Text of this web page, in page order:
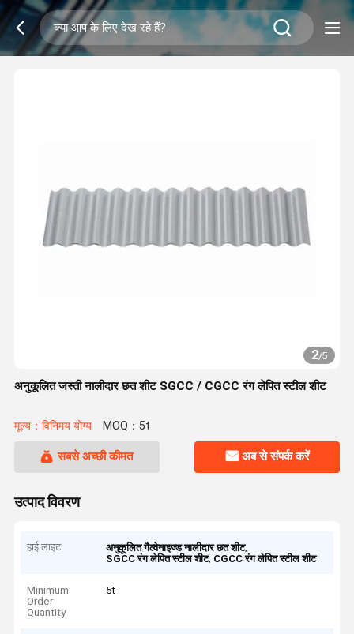
2/5
अनुकूलित जस्ती नालीदार छत शीट SGCC / CGCC रंग लेपित स्टील शीट
मूल्य：विनिमय योग्य MOQ：5t
सबसे अच्छी कीमत अब से संपर्क करें
उत्पाद विवरण
हाई लाइट अनुकूलित गैल्वेनाइज्ड नालीदार छत शीट,
SGCC रंग लेपित स्टील शीट, CGCC रंग लेपित स्टील शीट
Minimum
Order
Quantity
5t